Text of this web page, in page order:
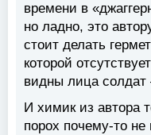
времени в
но ладно, это
стоит делать
которой
видны лица солдат
И химик из автора
порох почему-то не